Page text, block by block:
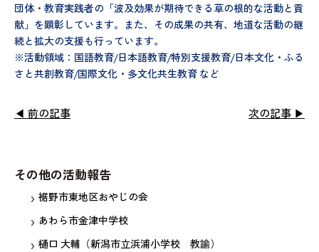
団体・教育実践者の「波及効果が期待できる草の根的な活動と貢
献」を顕彰しています。また、その成果の共有、地道な活動の継
続と拡大の支援も行っています。
※活動領域：国語教育/日本語教育/特別支援教育/日本文化・ふる
さと共創教育/国際文化・多文化共生教育 など
◀ 前の記事 次の記事 ▶
その他の活動報告
裾野市東地区おやじの会
あわら市金津中学校
樋口 大輔（新潟市立浜浦小学校 教諭）